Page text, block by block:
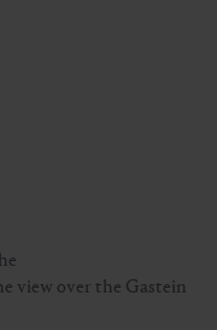
view over the Gastein